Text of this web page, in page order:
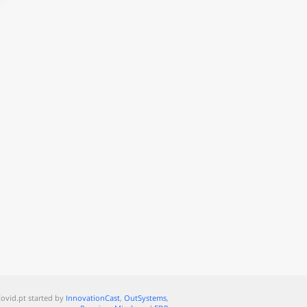
started by InnovationCast, OutSystems,